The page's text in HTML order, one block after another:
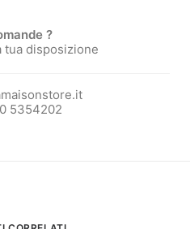
?
tua disposizione
5354202